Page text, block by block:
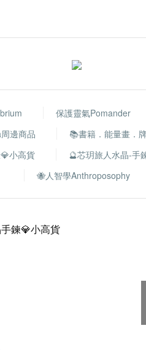
保護靈氣Pomander
邊商品 📚書籍．能量畫．
小高貨 🔮芯玥旅人水晶-手
🐝人智學Anthroposophy
鍊💎小高貨